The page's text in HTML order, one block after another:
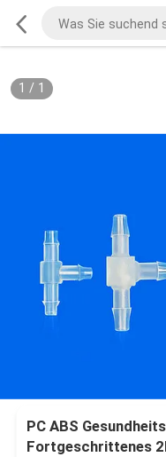
1 / 1
PC ABS
Fortgeschrittenes